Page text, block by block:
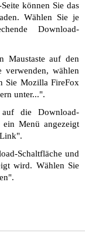
können Sie das
Wählen Sie je
Download-
Maustaste auf den
verwenden, wählen
Sie Mozilla FireFox
unter...".
die Download-
Menü angezeigt
Schaltfläche und
wird. Wählen Sie